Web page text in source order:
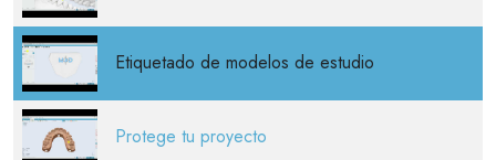
Etiquetado de modelos de estudio
Protege tu proyecto